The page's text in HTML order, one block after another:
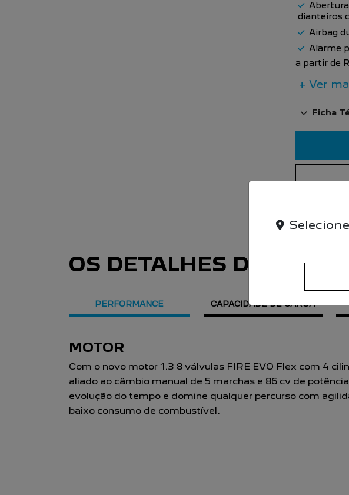
dianteiros
Airbag
Alarme
a partir de
+ Ver
Ficha
OS DETALHES DO
PERFORMANCE CAPACIDADE DE CARGA
CONSUMO
A Partner Rapid possui nota A no Inmetro. Com baixo
combustível, faz até 11,7 km/l em áreas urbanas e 12,4 km/l
(gasolina) em estradas.